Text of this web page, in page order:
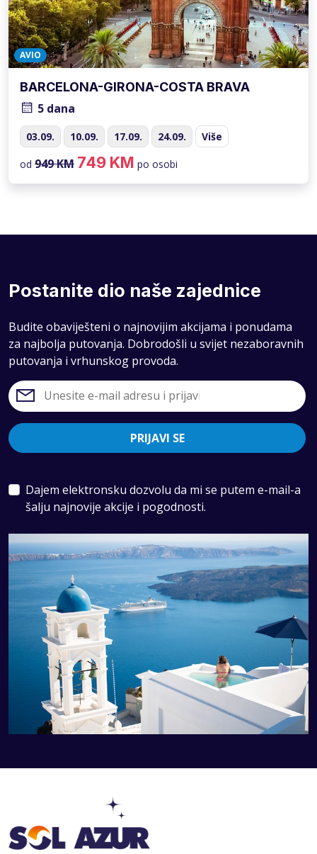
AVIO
BARCELONA-GIRONA-COSTA BRAVA
5 dana
03.09. 10.09. 17.09. 24.09. Više
od 949 KM 749 KM po osobi
Postanite dio naše zajednice
Budite obaviješteni o najnovijim akcijama i ponudama
za najbolja putovanja. Dobrodošli u svijet nezaboravnih
putovanja i vrhunskog provoda.
PRIJAVI SE
Dajem elektronsku dozvolu da mi se putem e-mail-a
šalju najnovije akcije i pogodnosti.